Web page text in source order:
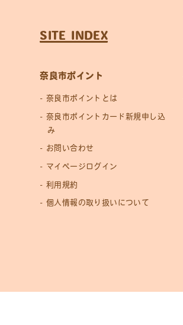
SITE INDEX
奈良市ポイント
奈良市ポイントとは
奈良市ポイントカード新規申し込
み
お問い合わせ
マイページログイン
利用規約
個人情報の取り扱いについて